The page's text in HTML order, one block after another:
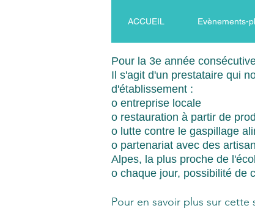
ACCUEIL Evènements-
Pour la 3e année
Il s'agit d'un prestataire qui
d'établissement :
o entreprise locale
o restauration à partir de
o lutte contre le gaspillage
o partenariat avec des
Alpes, la plus proche de
o chaque jour, possibilité de
Pour en savoir plus sur